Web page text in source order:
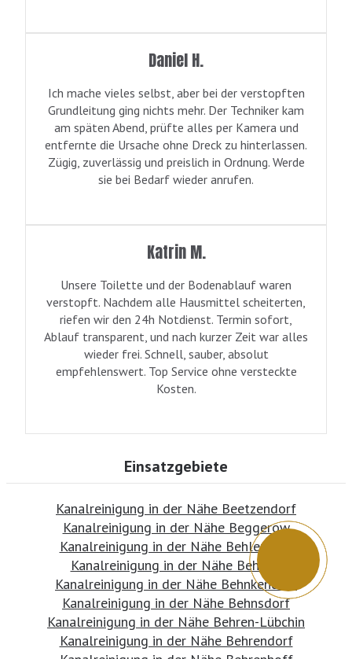
Daniel H.
Ich mache vieles selbst, aber bei der verstopften
Grundleitung ging nichts mehr. Der Techniker kam
am späten Abend, prüfte alles per Kamera und
entfernte die Ursache ohne Dreck zu hinterlassen.
Zügig, zuverlässig und preislich in Ordnung. Werde
sie bei Bedarf wieder anrufen.
Katrin M.
Unsere Toilette und der Bodenablauf waren
verstopft. Nachdem alle Hausmittel scheiterten,
riefen wir den 24h Notdienst. Termin sofort,
Ablauf transparent, und nach kurzer Zeit war alles
wieder frei. Schnell, sauber, absolut
empfehlenswert. Top Service ohne versteckte
Kosten.
Einsatzgebiete
Kanalreinigung in der Nähe Beetzendorf
Kanalreinigung in der Nähe Beggerow
Kanalreinigung in der Nähe Behlendorf
Kanalreinigung in der Nähe Behlow
Kanalreinigung in der Nähe Behnkendorf
Kanalreinigung in der Nähe Behnsdorf
Kanalreinigung in der Nähe Behren-Lübchin
Kanalreinigung in der Nähe Behrendorf